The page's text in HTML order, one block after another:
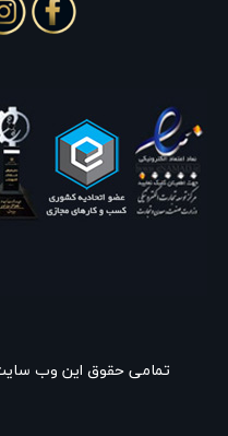
تمامی حقوق این وب